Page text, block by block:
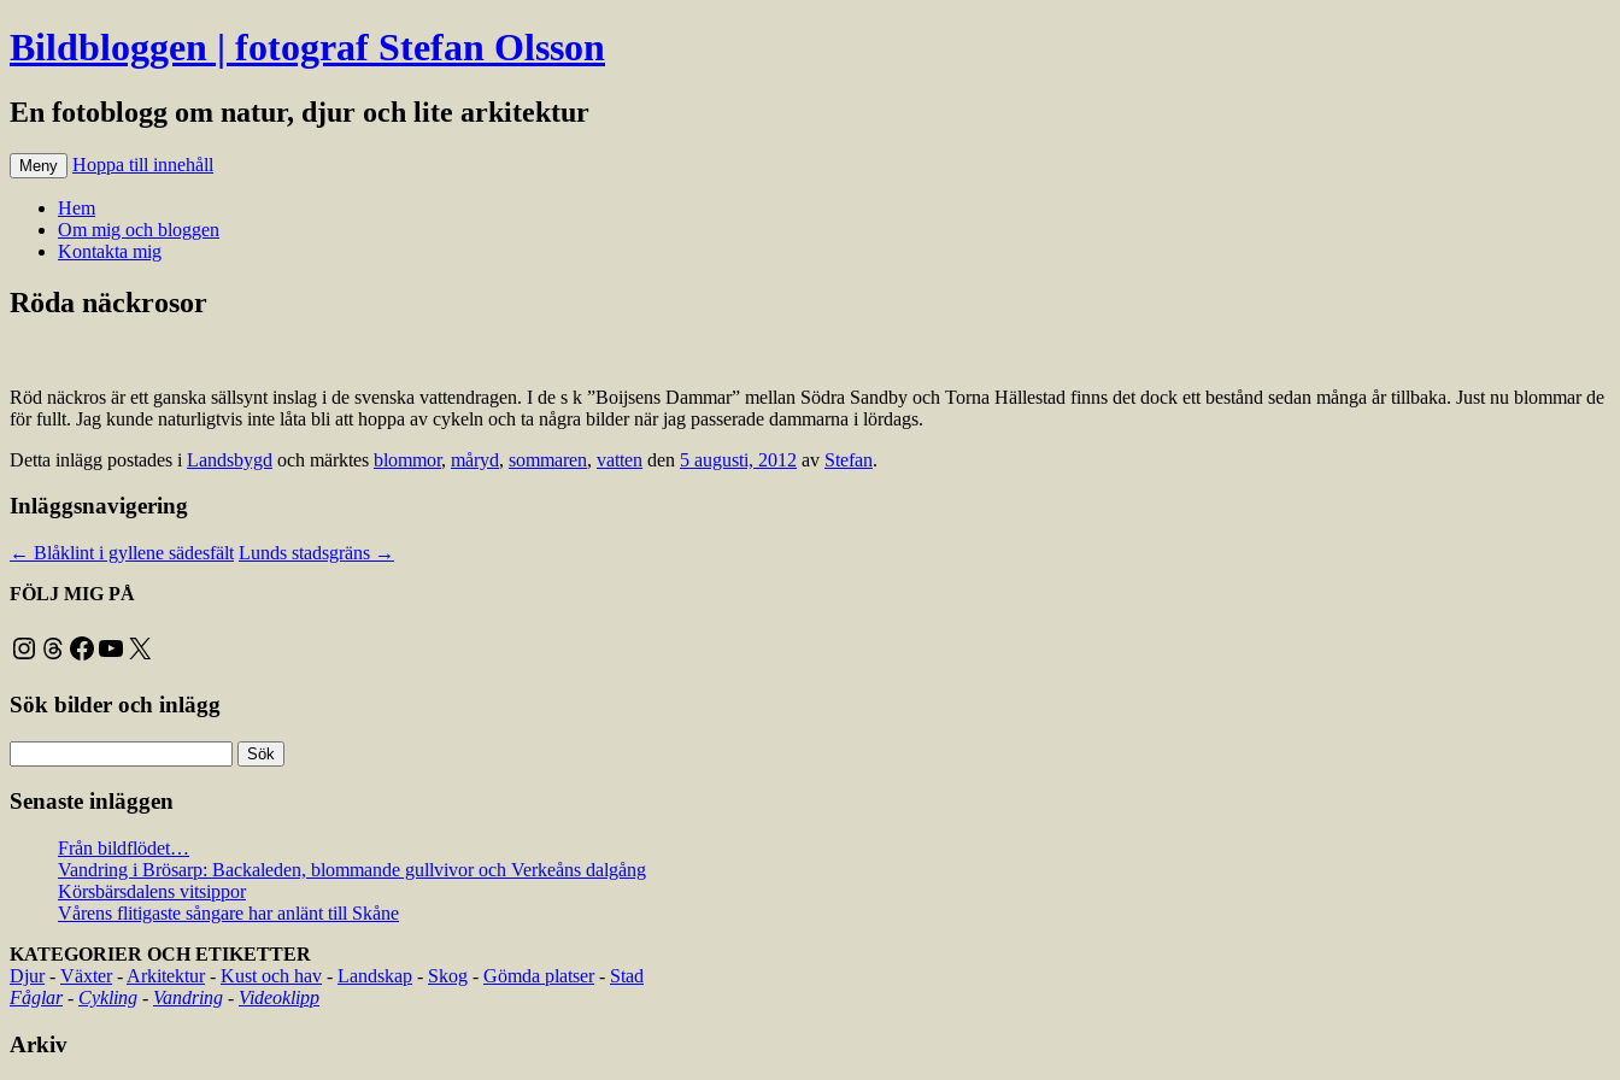
Bildbloggen | fotograf Stefan Olsson
En fotoblogg om natur, djur och lite arkitektur
Meny Hoppa till innehåll
Hem
Om mig och bloggen
Kontakta mig
Röda näckrosor
Röd näckros är ett ganska sällsynt inslag i de svenska vattendragen. I de s k ”Boijsens Dammar” mellan Södra Sandby och Torna Hällestad finns det dock ett bestånd sedan många år tillbaka. Just nu blommar de
för fullt. Jag kunde naturligtvis inte låta bli att hoppa av cykeln och ta några bilder när jag passerade dammarna i lördags.
Detta inlägg postades i Landsbygd och märktes blommor, måryd, sommaren, vatten den 5 augusti, 2012 av Stefan.
Inläggsnavigering
← Blåklint i gyllene sädesfält Lunds stadsgräns →
FÖLJ MIG PÅ
Instagram
Threads
Facebook
YouTube
X
Sök bilder och inlägg
efter:
Senaste inläggen
Från bildflödet…
Vandring i Brösarp: Backaleden, blommande gullvivor och Verkeåns dalgång
Körsbärsdalens vitsippor
Vårens flitigaste sångare har anlänt till Skåne
KATEGORIER OCH ETIKETTER
Djur- Växter- Arkitektur- Kust och hav - Landskap - Skog - Gömda platser- Stad
Fåglar- Cykling - Vandring - Videoklipp
Arkiv